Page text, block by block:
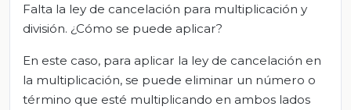
Falta la ley de cancelación para multiplicación y
división. ¿Cómo se puede aplicar?
En este caso, para aplicar la ley de cancelación en
la multiplicación, se puede eliminar un número o
término que esté multiplicando en ambos lados